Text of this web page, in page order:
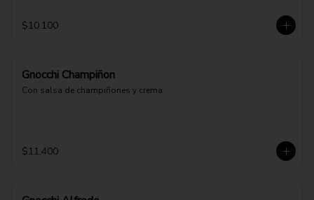
$10.100
Gnocchi Champiñon
Con salsa de champiñones y crema
$11.400